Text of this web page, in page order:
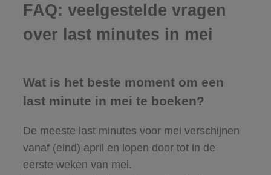
FAQ: veelgestelde vragen
over last minutes in mei
Wat is het beste moment om een
last minute in mei te boeken?
De meeste last minutes voor mei verschijnen
vanaf (eind) april en lopen door tot in de
eerste weken van mei.